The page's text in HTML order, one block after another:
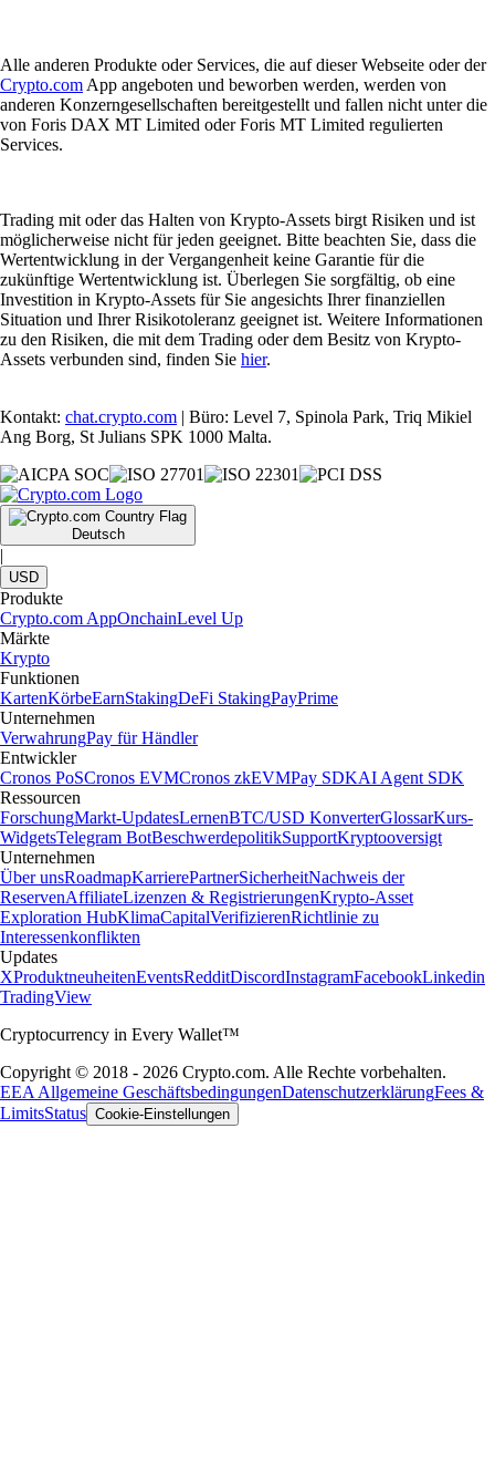
Alle anderen Produkte oder Services, die auf dieser Webseite oder der
Crypto.com App angeboten und beworben werden, werden von
anderen Konzerngesellschaften bereitgestellt und fallen nicht unter die
von Foris DAX MT Limited oder Foris MT Limited regulierten
Services.
Trading mit oder das Halten von Krypto-Assets birgt Risiken und ist
möglicherweise nicht für jeden geeignet. Bitte beachten Sie, dass die
Wertentwicklung in der Vergangenheit keine Garantie für die
zukünftige Wertentwicklung ist. Überlegen Sie sorgfältig, ob eine
Investition in Krypto-Assets für Sie angesichts Ihrer finanziellen
Situation und Ihrer Risikotoleranz geeignet ist. Weitere Informationen
zu den Risiken, die mit dem Trading oder dem Besitz von Krypto-
Assets verbunden sind, finden Sie hier.
Kontakt: chat.crypto.com | Büro: Level 7, Spinola Park, Triq Mikiel
Ang Borg, St Julians SPK 1000 Malta.
Deutsch
|
USD
Produkte
Crypto.com AppOnchainLevel Up
Märkte
Krypto
Funktionen
KartenKörbeEarnStakingDeFi StakingPayPrime
Unternehmen
VerwahrungPay für Händler
Entwickler
Cronos PoSCronos EVMCronos zkEVMPay SDKAI Agent SDK
Ressourcen
ForschungMarkt-UpdatesLernenBTC/USD KonverterGlossarKurs-
WidgetsTelegram BotBeschwerdepolitikSupportKryptooversigt
Unternehmen
Über unsRoadmapKarrierePartnerSicherheitNachweis der
ReservenAffiliateLizenzen & RegistrierungenKrypto-Asset
Exploration HubKlimaCapitalVerifizierenRichtlinie zu
Interessenkonflikten
Updates
XProduktneuheitenEventsRedditDiscordInstagramFacebookLinkedin
TradingView
Cryptocurrency in Every Wallet™
Copyright © 2018 - 2026 Crypto.com. Alle Rechte vorbehalten.
EEA Allgemeine GeschäftsbedingungenDatenschutzerklärungFees &
LimitsStatus Cookie-Einstellungen